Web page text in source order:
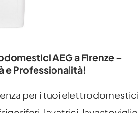
AEG a Firenze –
e Professionalità!
per i tuoi elettrodomestici